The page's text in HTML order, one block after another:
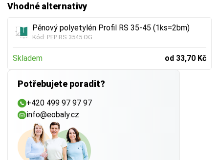
Vhodné alternativy
Pěnový polyetylén Profil RS 35-45 (1ks=2bm)
Kód: PEP RS 3545 OG
Skladem od 33,70 Kč
Potřebujete poradit?
+420 499 97 97 97
info@eobaly.cz